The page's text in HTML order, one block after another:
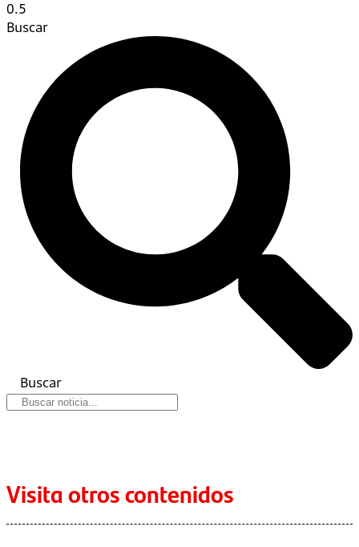
Buscar
Buscar
Visita otros contenidos